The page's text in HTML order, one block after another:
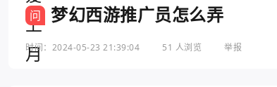
问 梦幻西游推广员怎么弄
时间：2024-05-23 21:39:04 51 人浏览 举报